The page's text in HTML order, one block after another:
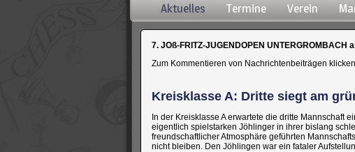
Navigation
überspringen
Aktuelles Termine Verein
7. JOß-FRITZ-JUGENDOPEN UNTERGROMBACH
Zum Kommentieren von Nachrichtenbeiträgen
Kreisklasse A: Dritte siegt am
In der Kreisklasse A erwartete die dritte Mannschaft
eigentlich spielstarken Jöhlinger in ihrer bislang
freundschaftlicher Atmosphäre geführten
nicht bleiben. Den Jöhlingen war ein fataler